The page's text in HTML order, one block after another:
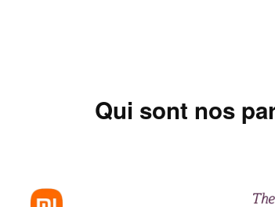
Qui sont nos